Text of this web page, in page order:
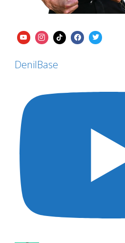
DenilBase